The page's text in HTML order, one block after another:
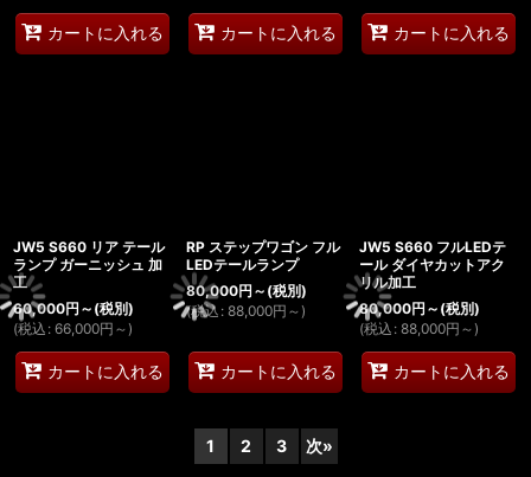
カートに入れる カートに入れる カートに入れる
JW5 S660 リア テール
ランプ ガーニッシュ 加
工
60,000円 ～ (税別)
(税込 : 66,000円 ～)
カートに入れる
RP ステップワゴン フル
LEDテールランプ
80,000円 ～ (税別)
(税込 : 88,000円 ～)
カートに入れる
JW5 S660 フルLEDテ
ール ダイヤカットアク
リル加工
80,000円 ～ (税別)
(税込 : 88,000円 ～)
カートに入れる
1 2 3 次»